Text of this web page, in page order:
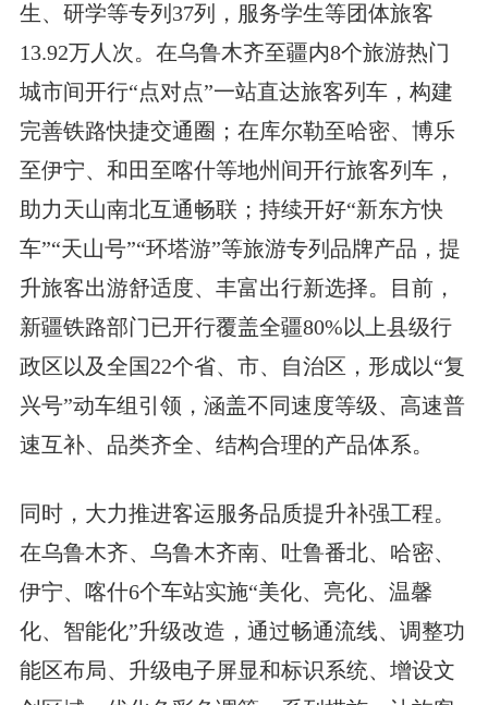
生、研学等专列37列，服务学生等团体旅客
13.92万人次。在乌鲁木齐至疆内8个旅游热门
城市间开行“点对点”一站直达旅客列车，构建
完善铁路快捷交通圈；在库尔勒至哈密、博乐
至伊宁、和田至喀什等地州间开行旅客列车，
助力天山南北互通畅联；持续开好“新东方快
车”“天山号”“环塔游”等旅游专列品牌产品，提
升旅客出游舒适度、丰富出行新选择。目前，
新疆铁路部门已开行覆盖全疆80%以上县级行
政区以及全国22个省、市、自治区，形成以“复
兴号”动车组引领，涵盖不同速度等级、高速普
速互补、品类齐全、结构合理的产品体系。
同时，大力推进客运服务品质提升补强工程。
在乌鲁木齐、乌鲁木齐南、吐鲁番北、哈密、
伊宁、喀什6个车站实施“美化、亮化、温馨
化、智能化”升级改造，通过畅通流线、调整功
能区布局、升级电子屏显和标识系统、增设文